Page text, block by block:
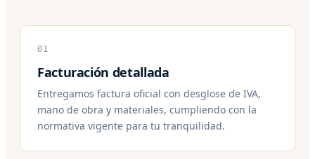
01
Facturación detallada
Entregamos factura oficial con desglose de IVA,
mano de obra y materiales, cumpliendo con la
normativa vigente para tu tranquilidad.